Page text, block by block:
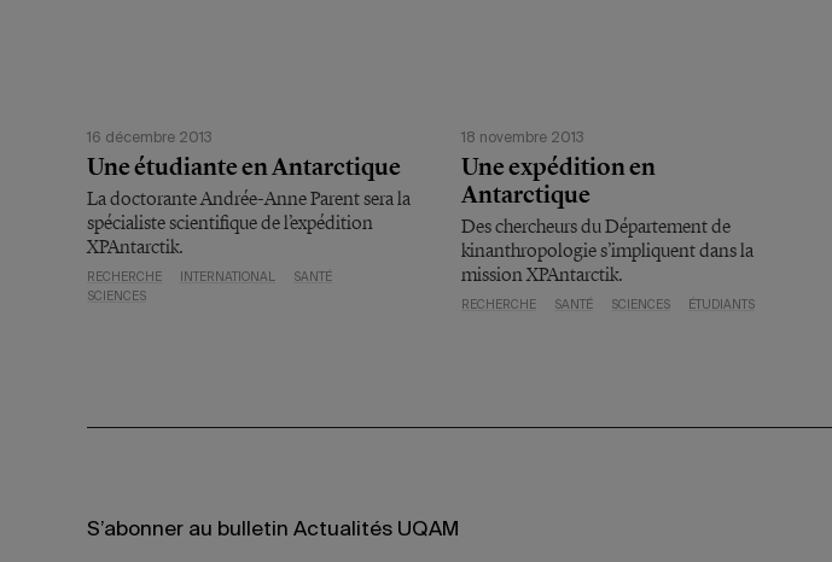
16 décembre 2013
Une étudiante en Antarctique
La doctorante Andrée-Anne Parent sera la
spécialiste scientifique de l’expédition
XPAntarctik.
RECHERCHE INTERNATIONAL
SANTÉ
SCIENCES
18 novembre 2013
Une expédition en
Antarctique
Des chercheurs du Département de
kinanthropologie s’impliquent dans la
mission XPAntarctik.
RECHERCHE SANTÉ SCIENCES ÉTUDIANTS
S’abonner au bulletin Actualités UQAM